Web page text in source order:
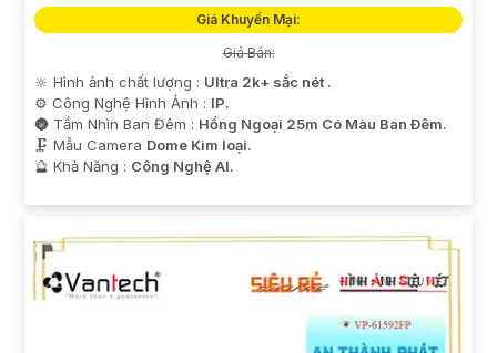
Giá Khuyến Mại:
Giá Bán:
🔆 Hình ảnh chất lượng : Ultra 2k+ sắc nét .
⚙ Công Nghệ Hình Ảnh : IP.
🌚 Tầm Nhìn Ban Đêm : Hồng Ngoại 25m Có Màu Ban Ðêm.
🗜️ Mẫu Camera Dome Kim loại.
️🔮 Khả Năng : Công Nghệ AI.